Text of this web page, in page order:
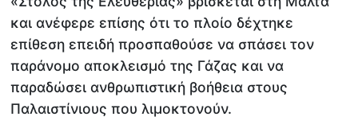
και ανέφερε επίσης ότι το πλοίο δέχτηκε
επίθεση επειδή προσπαθούσε να σπάσει τον
παράνομο αποκλεισμό της Γάζας και να
παραδώσει ανθρωπιστική βοήθεια στους
Παλαιστίνιους που λιμοκτονούν.